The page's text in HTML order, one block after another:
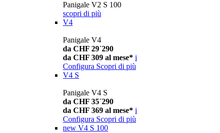
Panigale V2 S 100
scopri di più
V4
Panigale V4
da CHF 29´290
da CHF 309 al mese* i
Configura Scopri di più
V4 S
Panigale V4 S
da CHF 35´290
da CHF 369 al mese* i
Configura Scopri di più
new V4 S 100